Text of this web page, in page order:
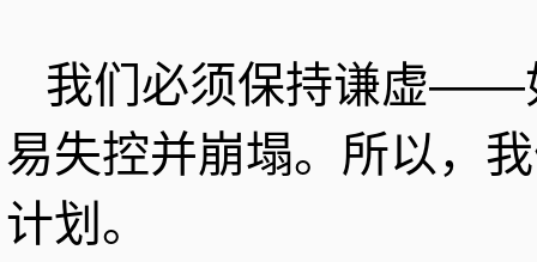
我们必须保持谦虚——
易失控并崩塌。所以，
计划。